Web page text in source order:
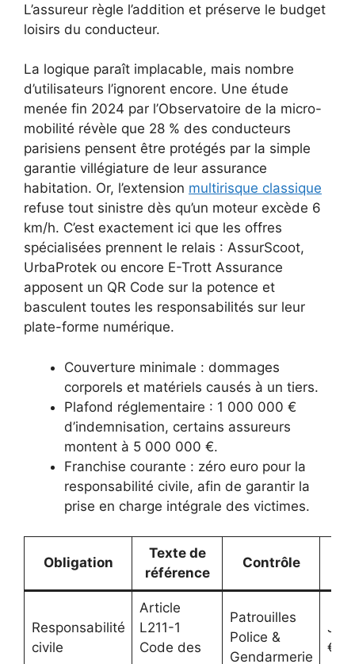
L’assureur règle l’addition et préserve le budget
loisirs du conducteur.
La logique paraît implacable, mais nombre
d’utilisateurs l’ignorent encore. Une étude
menée fin 2024 par l’Observatoire de la micro-
mobilité révèle que 28 % des conducteurs
parisiens pensent être protégés par la simple
garantie villégiature de leur assurance
habitation. Or, l’extension multirisque classique
refuse tout sinistre dès qu’un moteur excède 6
km/h. C’est exactement ici que les offres
spécialisées prennent le relais : AssurScoot,
UrbaProtek ou encore E-Trott Assurance
apposent un QR Code sur la potence et
basculent toutes les responsabilités sur leur
plate-forme numérique.
Couverture minimale : dommages
corporels et matériels causés à un tiers.
Plafond réglementaire : 1 000 000 €
d’indemnisation, certains assureurs
montent à 5 000 000 €.
Franchise courante : zéro euro pour la
responsabilité civile, afin de garantir la
prise en charge intégrale des victimes.
Obligation
Texte de
référence
Contrôle
Responsabilité
civile
Article
L211-1
Code des
Patrouilles
Police &
Gendarmerie
€ +